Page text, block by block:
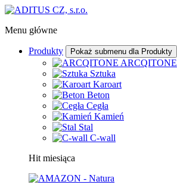
Menu główne
Produkty Pokaż submenu dla Produkty
ARCQITONE
Sztuka
Karoart
Beton
Cegła
Kamień
Stal
C-wall
Hit miesiąca